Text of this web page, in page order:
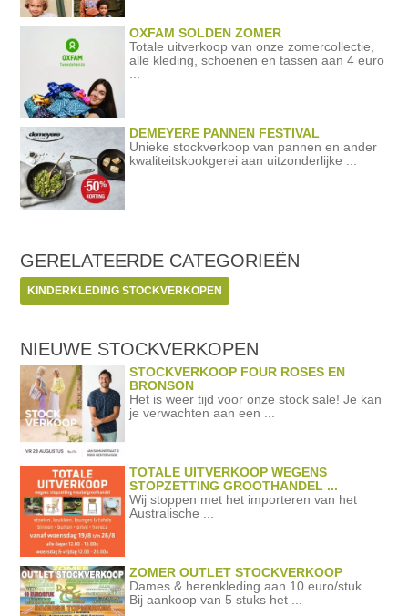
OXFAM SOLDEN ZOMER
Totale uitverkoop van onze zomercollectie,
alle kleding, schoenen en tassen aan 4 euro
DEMEYERE PANNEN FESTIVAL
Unieke stockverkoop van pannen en ander
kwaliteitskookgerei aan uitzonderlijke ...
GERELATEERDE CATEGORIEËN
KINDERKLEDING STOCKVERKOPEN
NIEUWE STOCKVERKOPEN
STOCKVERKOOP FOUR ROSES EN
BRONSON
Het is weer tijd voor onze stock sale! Je kan
je verwachten aan een ...
TOTALE UITVERKOOP WEGENS
STOPZETTING GROOTHANDEL ...
Wij stoppen met het importeren van het
Australische ...
ZOMER OUTLET STOCKVERKOOP
Dames & herenkleding aan 10 euro/stuk….
Bij aankoop van 5 stuks het ...